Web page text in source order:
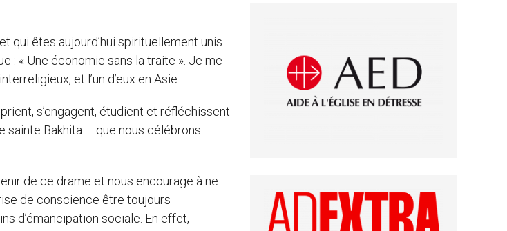
qui êtes aujourd’hui spirituellement unis
: « Une économie sans la traite ». Je me
et l’un d’eux en Asie.
s’engagent, étudient et réfléchissent
Bakhita – que nous célébrons
de ce drame et nous encourage à ne
de conscience être toujours
d’émancipation sociale. En effet,